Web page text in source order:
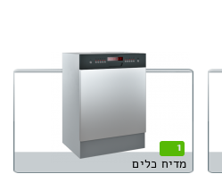
1
מדיח כלים